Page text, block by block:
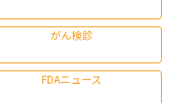
がん検診
FDAニュース